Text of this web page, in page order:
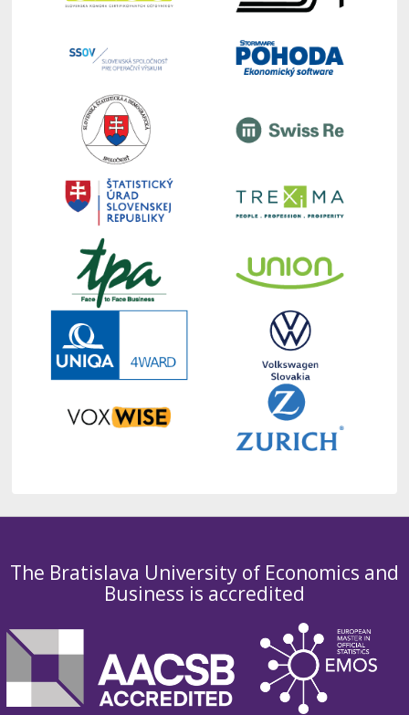
The Bratislava University of Economics and
Business is accredited